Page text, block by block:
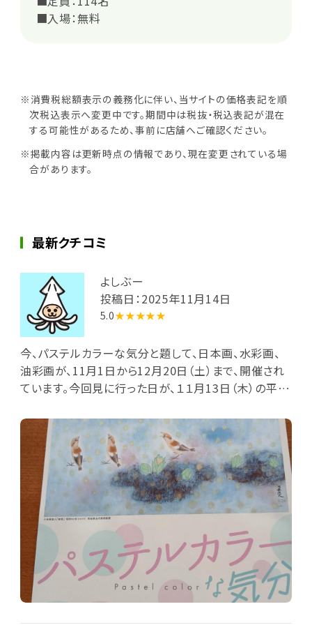
■入場：無料
※消費税総額表示の義務化に伴い、当サイトの価格表記を順
次税込表示へ変更中です。期間中は税抜・税込表記が混在
する可能性があるため、事前に店舗へご確認ください。
※掲載内容は更新時点の情報であり、現在変更されている場
合があります。
最新クチコミ
よしぶー
投稿日：2025年11月14日
5.0★★★★★
今、パステルカラーな気分と題して、日本画、水彩画、
油彩画が、11月1日から12月20日（土）まで、開催され
ています。今回見に行った日が、１１月13日（木）の平日
と言うことで、確認しましたが他県の人も、無料と云う
ことでした。初めて来館したにもかかわらず、とてもラ
ッキーでした。でも、美術館からの景色は、すごくきれい
でした。